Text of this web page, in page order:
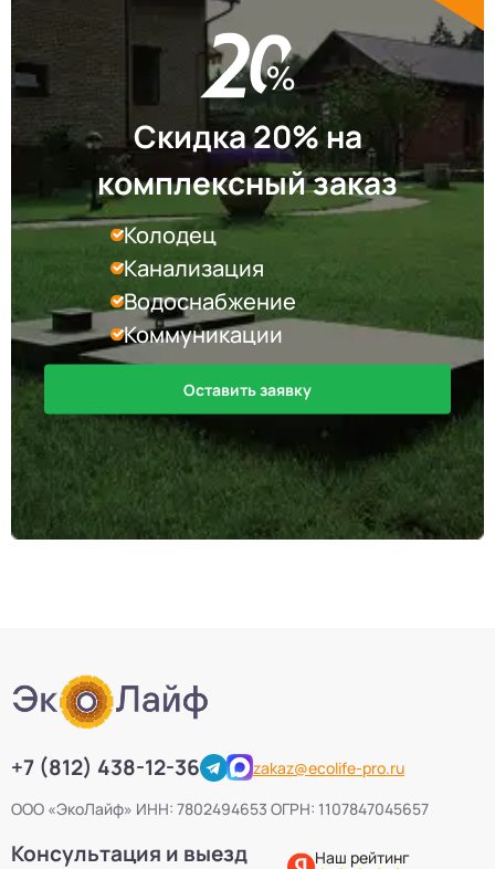
Скидка 20% на
комплексный заказ
Колодец
Канализация
Водоснабжение
Коммуникации
Оставить заявку
+7 (812) 438-12-36
zakaz@ecolife-pro.ru
ООО «ЭкоЛайф» ИНН: 7802494653 ОГРН: 1107847045657
Консультация и выезд
Наш рейтинг